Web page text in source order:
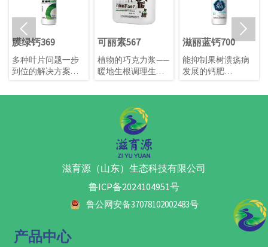
膜绿钙369
多种叶片问题一步
到位的解决方案
※延长贮存
可丽素567
植物的巧克力浆——
暖地生根调理生长
1.根据协同吸收机理
多元复配配方，提
升地温；
2. 生根，促根，连
续使用三次，解决
发根难、根系不发
达、侧根少、毛细
根少等一系列根部
问题；
不仅滋育树势，防
滋丽蓝钙700
能抑制果树溃疡病
发展的钙肥
微量元素，作物健
成成分，参与植物
体内氧化还原反应
白(即蓝蛋白)，它存
在于叶绿体中的质
体蓝素中，影响光
 
滋育源（山东）生态科技有限公司
鲁ICP备2024104951号
鲁公网安备37078102002483号
产品中心